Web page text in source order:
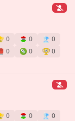
0 0
0
0 0
0
0 0
0